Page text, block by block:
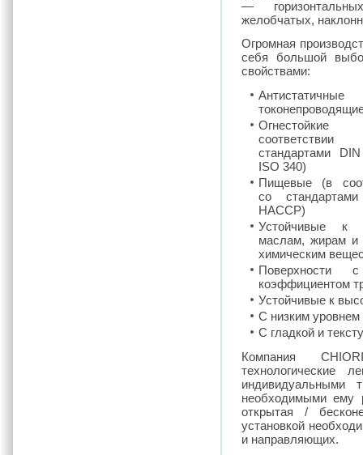
—
желобчатых,
Огромная
себя большой
свойствами:
стандартами
ISO 340)
Пищевые (в
со
HACCP)
Устойчивые к
маслам, жирам и
химическим
Поверхности
коэффициентом
Устойчивые к
С низким
С гладкой и
Компания
технологические
индивидуальными
необходимыми ему
открытая /
установкой
и направляющих.